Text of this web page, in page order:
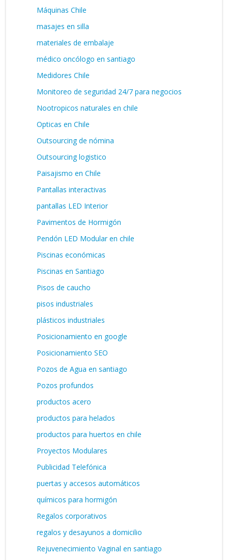
Máquinas Chile
masajes en silla
materiales de embalaje
médico oncólogo en santiago
Medidores Chile
Monitoreo de seguridad 24/7 para negocios
Nootropicos naturales en chile
Opticas en Chile
Outsourcing de nómina
Outsourcing logistico
Paisajismo en Chile
Pantallas interactivas
pantallas LED Interior
Pavimentos de Hormigón
Pendón LED Modular en chile
Piscinas económicas
Piscinas en Santiago
Pisos de caucho
pisos industriales
plásticos industriales
Posicionamiento en google
Posicionamiento SEO
Pozos de Agua en santiago
Pozos profundos
productos acero
productos para helados
productos para huertos en chile
Proyectos Modulares
Publicidad Telefónica
puertas y accesos automáticos
químicos para hormigón
Regalos corporativos
regalos y desayunos a domicilio
Rejuvenecimiento Vaginal en santiago